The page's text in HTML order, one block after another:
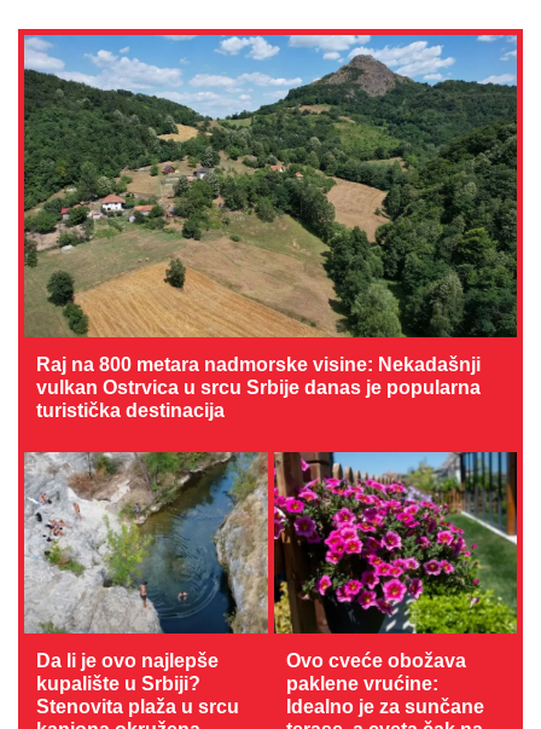
Raj na 800 metara nadmorske visine: Nekadašnji
vulkan Ostrvica u srcu Srbije danas je popularna
turistička destinacija
Da li je ovo najlepše
kupalište u Srbiji?
Stenovita plaža u srcu
Ovo cveće obožava
paklene vrućine:
Idealno je za sunčane